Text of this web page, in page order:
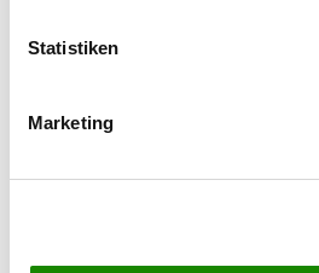
Statistiken
Marketing
OG - Jülich e.V.
OG -